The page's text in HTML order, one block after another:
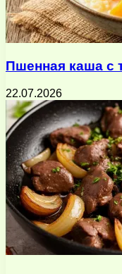
Пшенная каша с
22.07.2026